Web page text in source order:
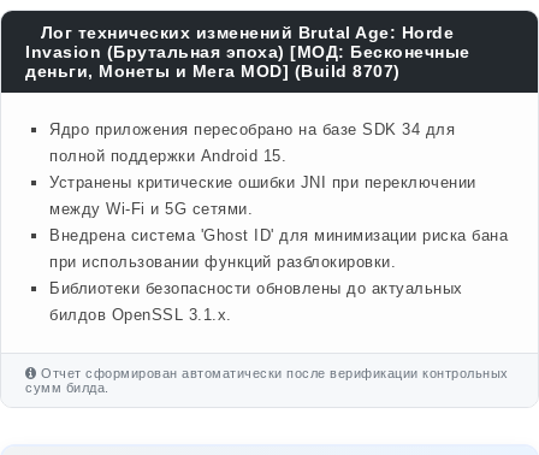
Лог технических изменений Brutal Age: Horde
Invasion (Брутальная эпоха) [МОД: Бесконечные
деньги, Монеты и Мега MOD] (Build 8707)
Ядро приложения пересобрано на базе SDK 34 для
полной поддержки Android 15.
Устранены критические ошибки JNI при переключении
между Wi-Fi и 5G сетями.
Внедрена система 'Ghost ID' для минимизации риска бана
при использовании функций разблокировки.
Библиотеки безопасности обновлены до актуальных
билдов OpenSSL 3.1.x.
Отчет сформирован автоматически после верификации контрольных
сумм билда.